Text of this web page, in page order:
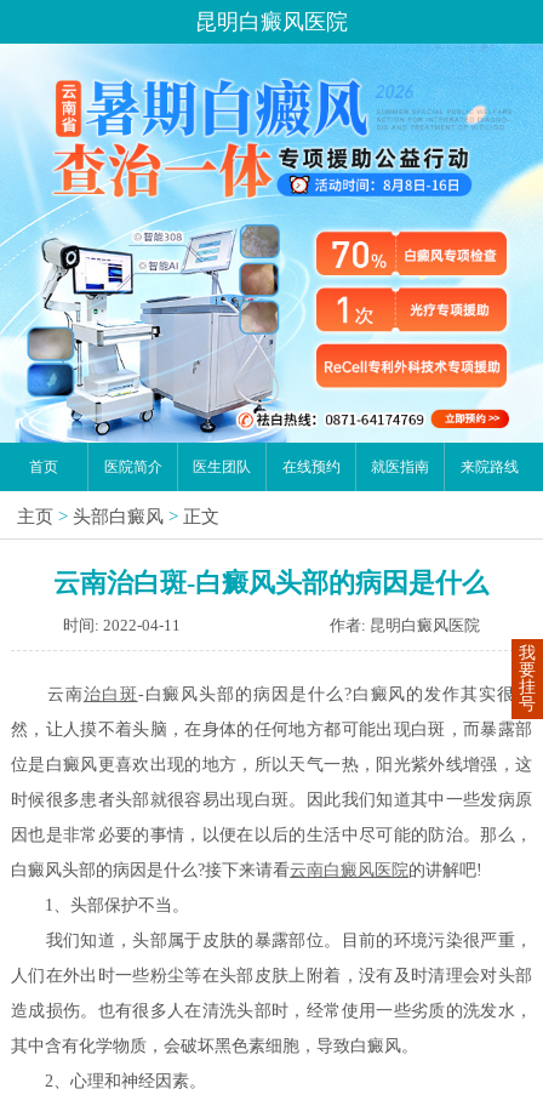
昆明白癜风医院
首页 医院简介 医生团队 在线预约 就医指南 来院路线
主页 > 头部白癜风 > 正文
云南治白斑-白癜风头部的病因是什么
时间: 2022-04-11 作者: 昆明白癜风医院
云南治白斑-白癜风头部的病因是什么?白癜风的发作其实很突
然，让人摸不着头脑，在身体的任何地方都可能出现白斑，而暴露部
位是白癜风更喜欢出现的地方，所以天气一热，阳光紫外线增强，这
时候很多患者头部就很容易出现白斑。因此我们知道其中一些发病原
因也是非常必要的事情，以便在以后的生活中尽可能的防治。那么，
白癜风头部的病因是什么?接下来请看云南白癜风医院的讲解吧!
1、头部保护不当。
我们知道，头部属于皮肤的暴露部位。目前的环境污染很严重，
人们在外出时一些粉尘等在头部皮肤上附着，没有及时清理会对头部
造成损伤。也有很多人在清洗头部时，经常使用一些劣质的洗发水，
其中含有化学物质，会破坏黑色素细胞，导致白癜风。
2、心理和神经因素。
我
要
挂
号